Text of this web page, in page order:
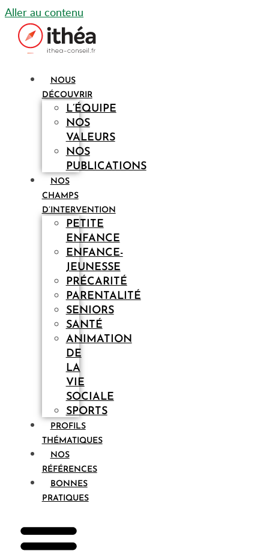
Aller au contenu
NOUS
DÉCOUVRIR
L’ÉQUIPE
NOS
VALEURS
NOS
PUBLICATIONS
NOS
CHAMPS
D’INTERVENTION
PETITE
ENFANCE
ENFANCE-
JEUNESSE
PRÉCARITÉ
PARENTALITÉ
SENIORS
SANTÉ
ANIMATION
DE
LA
VIE
SOCIALE
SPORTS
PROFILS
THÉMATIQUES
NOS
RÉFÉRENCES
BONNES
PRATIQUES